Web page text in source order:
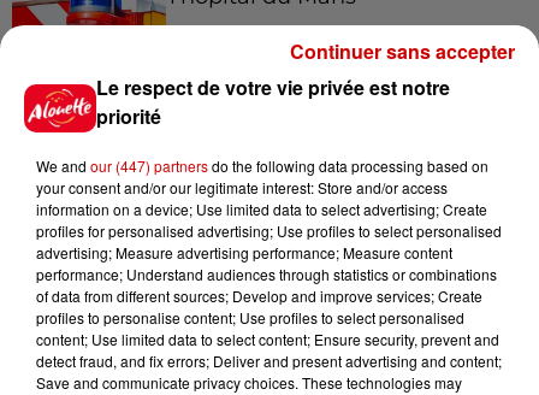
Dominique Frot est décédée
Jeux Voir plus
Gagnez vos places pour
Le respect de votre vie privée est notre
priorité
We and our (447) partnersdo the following data processing based on
your consent and/or our legitimate interest: Store and/or access
information on a device; Use limited data to select advertising; Create
profiles for personalised advertising; Use profiles to select personalised
advertising; Measure advertising performance; Measure content
performance; Understand audiences through statistics or combinations
of data from different sources; Develop and improve services; Create
profiles to personalise content; Use profiles to select personalised
content; Use limited data to select content; Ensure security, prevent and
detect fraud, and fix errors; Deliver and present advertising and content;
Save and communicate privacy choices. These technologies may
Continuer sans accepter